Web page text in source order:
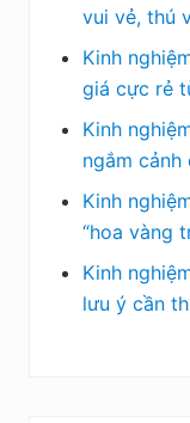
vui vẻ, thú
Kinh
giá cực rẻ
Kinh
ngắm cảnh
Kinh
“hoa vàng
Kinh
lưu ý cần